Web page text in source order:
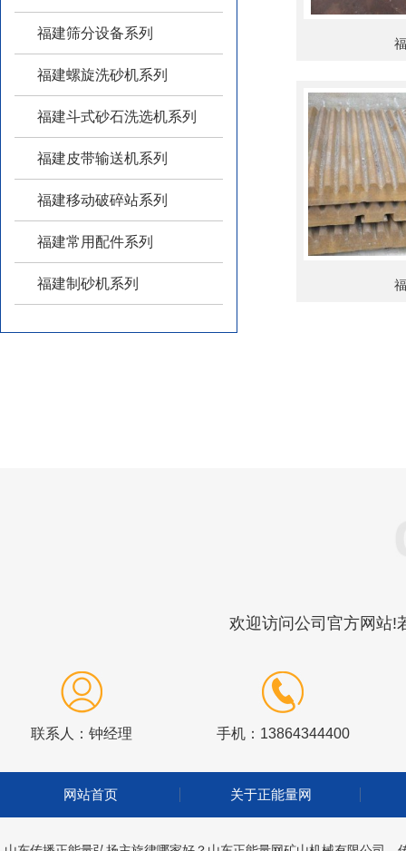
福建筛分设备系列
福建螺旋洗砂机系列
福建斗式砂石洗选机系列
福建皮带输送机系列
福建移动破碎站系列
福建常用配件系列
福建制砂机系列
欢迎访问公司官方网站!
联系人：钟经理 手机：13864344400
网站首页 关于正能量网